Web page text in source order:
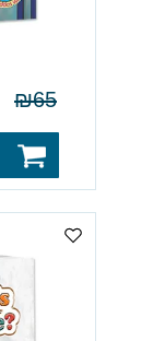
₪65